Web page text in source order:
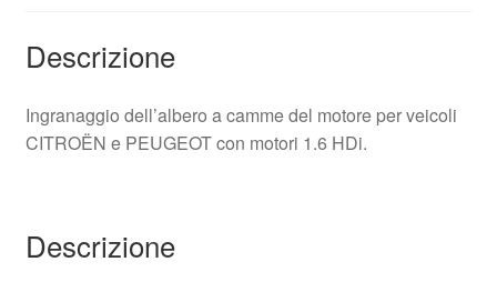
Descrizione
Ingranaggio dell’albero a camme del motore per veicoli
CITROËN e PEUGEOT con motori 1.6 HDi.
Descrizione